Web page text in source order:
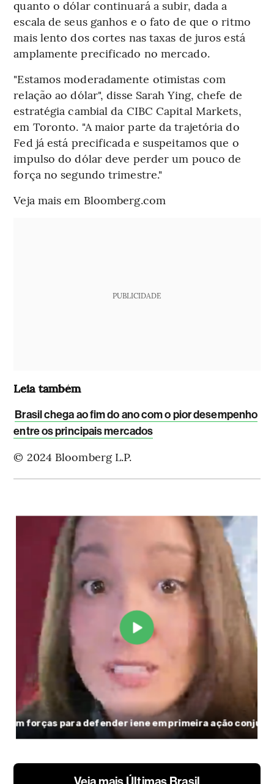
quanto o dólar continuará a subir, dada a
escala de seus ganhos e o fato de que o ritmo
mais lento dos cortes nas taxas de juros está
amplamente precificado no mercado.
"Estamos moderadamente otimistas com
relação ao dólar", disse Sarah Ying, chefe de
estratégia cambial da CIBC Capital Markets,
em Toronto. "A maior parte da trajetória do
Fed já está precificada e suspeitamos que o
impulso do dólar deve perder um pouco de
força no segundo trimestre."
Veja mais em Bloomberg.com
PUBLICIDADE
Leia também
Brasil chega ao fim do ano com o pior desempenho
entre os principais mercados
© 2024 Bloomberg L.P.